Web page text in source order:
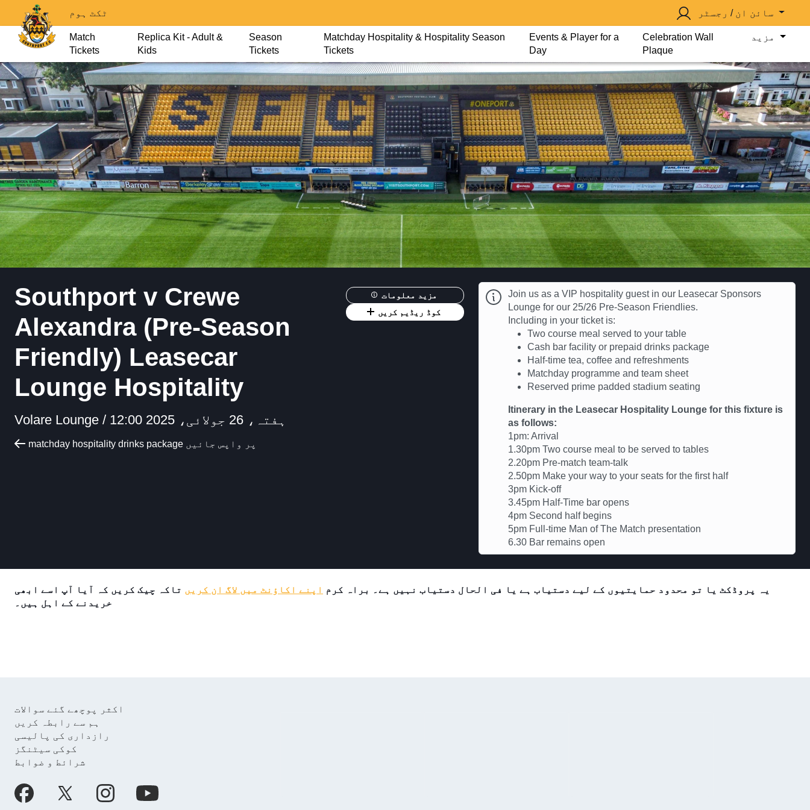
ٹکٹ ہوم
Match
Tickets
Replica Kit - Adult &
Kids
Season
Tickets
Matchday Hospitality & Hospitality Season
Tickets
Events & Player for a
Day
Celebration Wall
Plaque
Southport v Crewe
Alexandra (Pre-Season
Friendly) Leasecar
Lounge Hospitality
Volare Lounge / ہفتہ، 26 جولائی، 2025 12:00
matchday hospitality drinks package پر واپس جائیں
مزید معلومات
کوڈ ریڈیم کریں
Join us as a VIP hospitality guest in our Leasecar Sponsors
Lounge for our 25/26 Pre-Season Friendlies.
Including in your ticket is:
Two course meal served to your table
Cash bar facility or prepaid drinks package
Half-time tea, coffee and refreshments
Matchday programme and team sheet
Reserved prime padded stadium seating
Itinerary in the Leasecar Hospitality Lounge for this fixture is
as follows:
1pm: Arrival
1.30pm Two course meal to be served to tables
2.20pm Pre-match team-talk
2.50pm Make your way to your seats for the first half
3pm Kick-off
3.45pm Half-Time bar opens
4pm Second half begins
5pm Full-time Man of The Match presentation
6.30 Bar remains open
یہ پروڈکٹ یا تو محدود حمایتیوں کے لیے دستیاب ہے یا فی الحال دستیاب نہیں ہے۔ براہ کرم اپنے اکاؤنٹ میں لاگ ان کریں تاکہ چیک کریں کہ آیا آپ اسے ابھی
خریدنے کے اہل ہیں۔
اکثر پوچھے گئے سوالات
ہم سے رابطہ کریں
رازداری کی پالیسی
کوکی سیٹنگز
شرائط و ضوابط